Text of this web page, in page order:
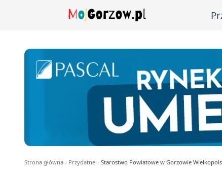
Strona główna Przydatne Starostwo Powiatowe w Gorzowie